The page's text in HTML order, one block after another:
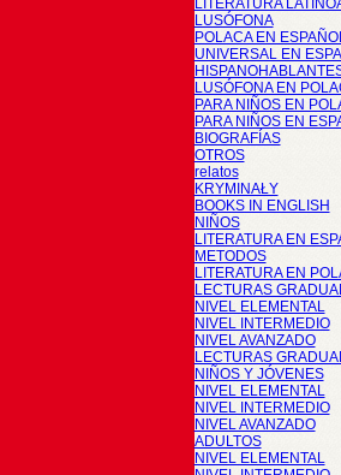
LITERATURA
LUSÓFONA
POLACA EN
UNIVERSAL EN
LUSÓFONA EN
PARA NIÑOS EN
PARA NIÑOS EN
BIOGRAFÍAS
OTROS
relatos
KRYMINAŁY
BOOKS IN ENGLISH
NIÑOS
LITERATURA EN
METODOS
LITERATURA EN
LECTURAS
NIVEL ELEMENTAL
NIVEL INTERMEDIO
NIVEL AVANZADO
LECTURAS
NIÑOS Y JÓVENES
NIVEL ELEMENTAL
NIVEL INTERMEDIO
NIVEL AVANZADO
ADULTOS
NIVEL ELEMENTAL